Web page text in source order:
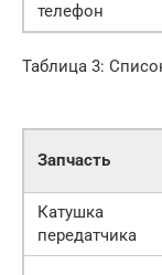
телефон
Таблица 3:
Запчасть
Катушка
передатчика